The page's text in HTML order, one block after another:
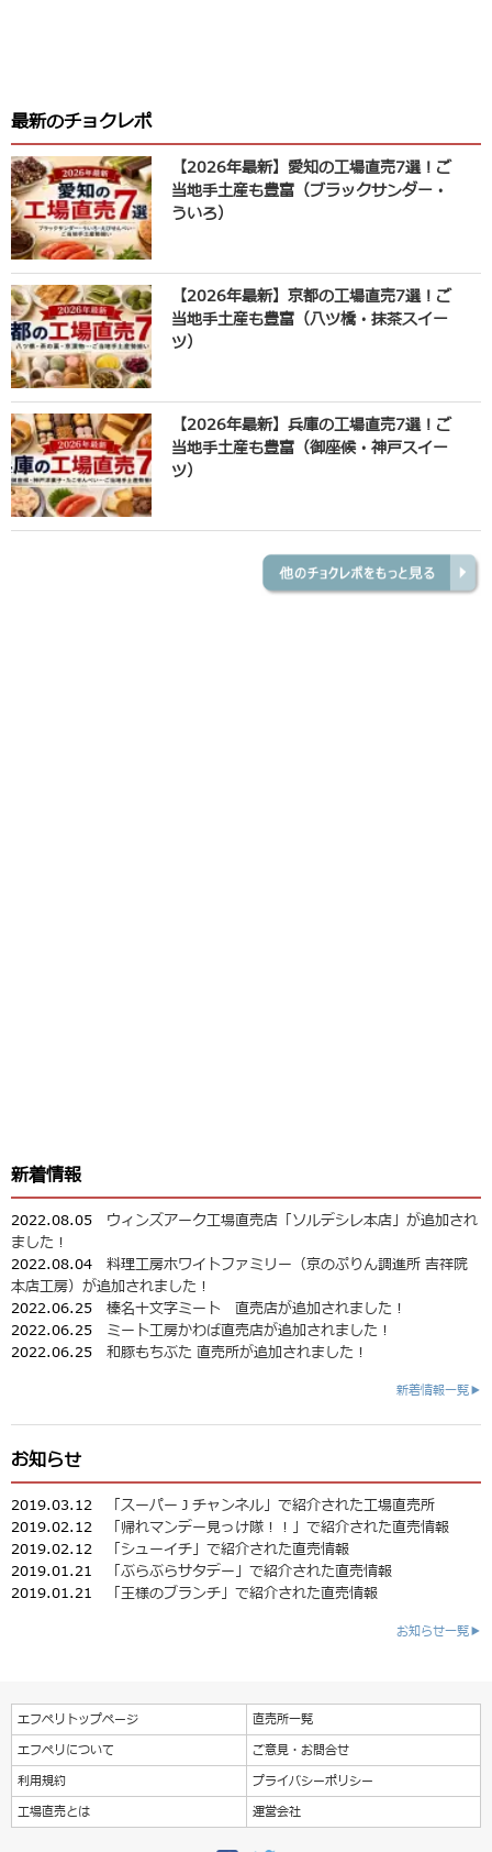
最新のチョクレポ
【2026年最新】愛知の工場直売7選！ご
当地手土産も豊富（ブラックサンダー・
ういろ）
【2026年最新】京都の工場直売7選！ご
当地手土産も豊富（八ツ橋・抹茶スイー
ツ）
【2026年最新】兵庫の工場直売7選！ご
当地手土産も豊富（御座候・神戸スイー
ツ）
新着情報
2022.08.05 ウィンズアーク工場直売店「ソルデシレ本店」が追加され
ました！
2022.08.04 料理工房ホワイトファミリー（京のぷりん調進所 吉祥院
本店工房）が追加されました！
2022.06.25 榛名十文字ミート 直売店が追加されました！
2022.06.25 ミート工房かわば直売店が追加されました！
2022.06.25 和豚もちぶた 直売所が追加されました！
新着情報一覧▶
お知らせ
2019.03.12
「スーパーＪチャンネル」で紹介された工場直売所
2019.02.12
「帰れマンデー見っけ隊！！」で紹介された直売情報
2019.02.12
「シューイチ」で紹介された直売情報
2019.01.21
「ぶらぶらサタデー」で紹介された直売情報
2019.01.21
「王様のブランチ」で紹介された直売情報
お知らせ一覧▶
エフペリトップページ
直売所一覧
エフペリについて
ご意見・お問合せ
利用規約
プライバシーポリシー
工場直売とは
運営会社